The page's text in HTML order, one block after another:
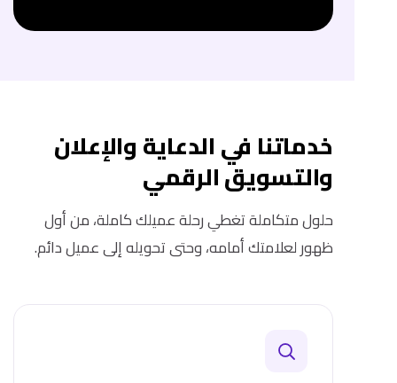
خدماتنا في الدعاية والإعلان
والتسويق الرقمي
حلول متكاملة تغطي رحلة عميلك كاملة، من أول
ظهور لعلامتك أمامه، وحتى تحويله إلى عميل دائم.